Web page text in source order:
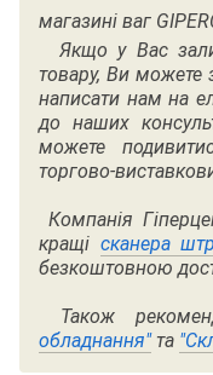
магазині ваг
Якщо у Вас
товару, Ви можете
написати нам на
до наших
можете
торгово-
Компанія
кращі сканера
безкоштовною
Також
обладнання"та